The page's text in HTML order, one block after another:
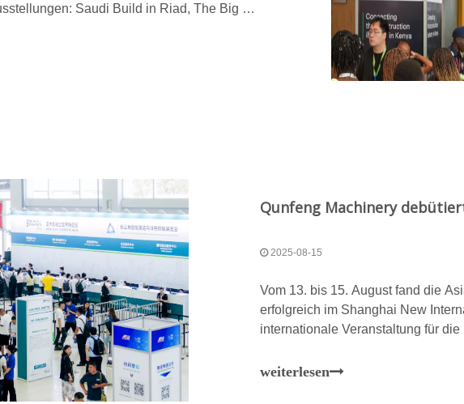
Saudi Build in Riad, The Big 5
2025-08-15
Vom 13. bis 15. August fand die
erfolgreich im Shanghai New
internationale Veranstaltung für
aus dem globalen
weiterlesen